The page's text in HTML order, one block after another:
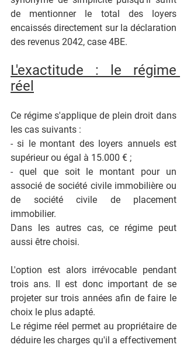
de mentionner le total des loyers
encaissés directement sur la déclaration
des revenus 2042, case 4BE.
L'exactitude : le régime
réel
Ce régime s'applique de plein droit dans
les cas suivants :
- si le montant des loyers annuels est
supérieur ou égal à 15.000 € ;
- quel que soit le montant pour un
associé de société civile immobilière ou
de société civile de placement
immobilier.
Dans les autres cas, ce régime peut
aussi être choisi.
L'option est alors irrévocable pendant
trois ans. Il est donc important de se
projeter sur trois années afin de faire le
choix le plus adapté.
Le régime réel permet au propriétaire de
déduire les charges qu'il a effectivement